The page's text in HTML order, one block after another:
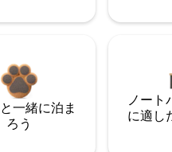
一緒に泊ま
ろう
ノート
に適し